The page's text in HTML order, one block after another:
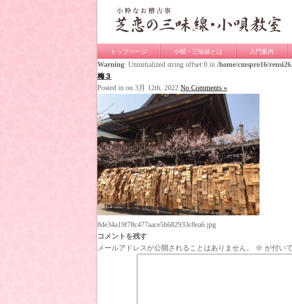
トップページ 小唄・三味線とは 入門案内
Warning: Uninitialized string offset 0 in /home/cmspro16/
梅３
Posted in on 3月 12th, 2022 No Comments »
8de34a19f78c477aace5b682933c8ea6.jpg
コメントを残す
メールアドレスが公開されることはありません。
※ が付い